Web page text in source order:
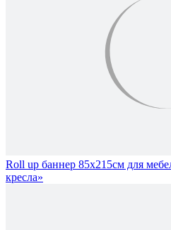
Roll up баннер 85х215см для
кресла»